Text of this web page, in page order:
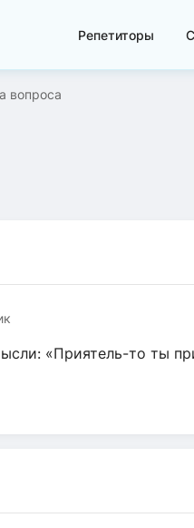
Репетиторы
вопроса
«Приятель-то ты